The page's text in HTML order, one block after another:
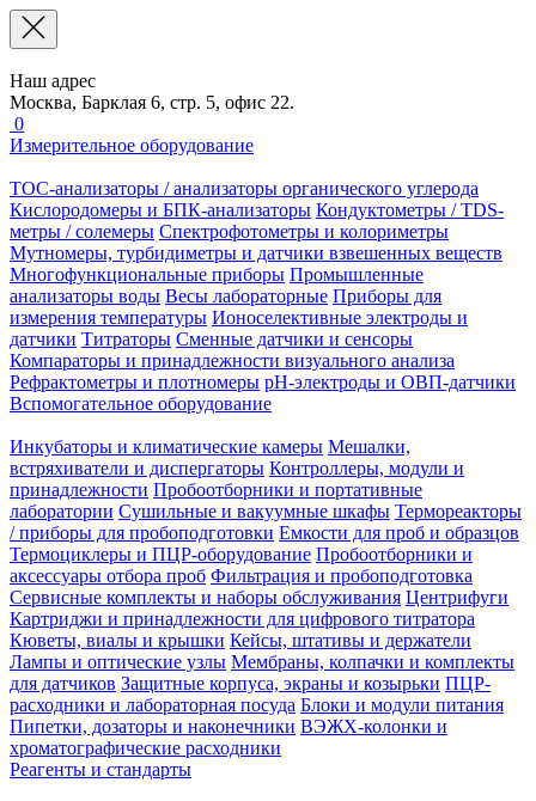
Наш адрес
Москва, Барклая 6, стр. 5, офис 22.
0
Измерительное оборудование
TOC-анализаторы / анализаторы органического углерода
Кислородомеры и БПК-анализаторы Кондуктометры / TDS-
метры / солемеры Спектрофотометры и колориметры
Мутномеры, турбидиметры и датчики взвешенных веществ
Многофункциональные приборы Промышленные
анализаторы воды Весы лабораторные Приборы для
измерения температуры Ионоселективные электроды и
датчики Титраторы Сменные датчики и сенсоры
Компараторы и принадлежности визуального анализа
Рефрактометры и плотномеры pH-электроды и ОВП-датчики
Вспомогательное оборудование
Инкубаторы и климатические камеры Мешалки,
встряхиватели и диспергаторы Контроллеры, модули и
принадлежности Пробоотборники и портативные
лаборатории Сушильные и вакуумные шкафы Термореакторы
/ приборы для пробоподготовки Емкости для проб и образцов
Термоциклеры и ПЦР-оборудование Пробоотборники и
аксессуары отбора проб Фильтрация и пробоподготовка
Сервисные комплекты и наборы обслуживания Центрифуги
Картриджи и принадлежности для цифрового титратора
Кюветы, виалы и крышки Кейсы, штативы и держатели
Лампы и оптические узлы Мембраны, колпачки и комплекты
для датчиков Защитные корпуса, экраны и козырьки ПЦР-
расходники и лабораторная посуда Блоки и модули питания
Пипетки, дозаторы и наконечники ВЭЖХ-колонки и
хроматографические расходники
Реагенты и стандарты